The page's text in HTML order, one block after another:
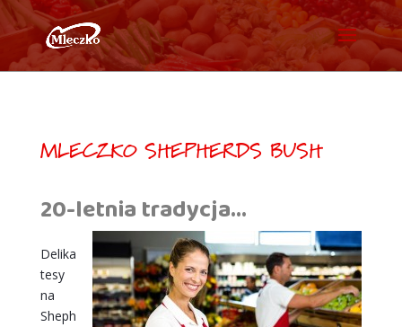
MLECZKO SHEPHERDS BUSH
20-letnia tradycja…
Delika
tesy
na
Sheph